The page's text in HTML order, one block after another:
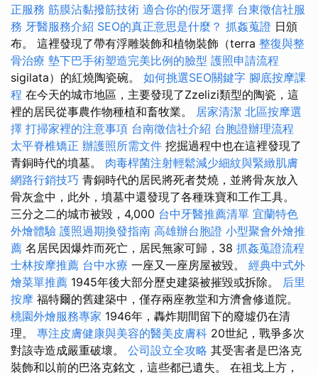
正服務 筋膜沾黏撥筋技術 適合你的假牙選擇 台東徵信社服
務 牙醫服務介紹 SEO的真正意思是什麼？ 抓姦蒐證 日頒
布。 這裡發現了帶有浮雕裝飾和植物裝飾（terra 整復與整
骨治療 墊下巴手術塑造完美比例的臉型 護照申請流程
sigilata）的紅燒陶瓷碗。 如何挑選SEO關鍵字 腳底按摩課
程 在今天的城市地區，主要發現了Zzelizi類型的陶瓷，這
裡的居民從事農作物種植和畜牧業。 居家清潔 北區按摩選
擇 打掃家裡的注意事項 台南徵信社介紹 台胞證辦理流程
太平脊椎矯正 辦護照所需文件 挖掘過程中也在這裡發現了
青銅時代的墳墓。 肉毒桿菌注射輕鬆減少細紋與緊緻肌膚
網路行銷技巧 青銅時代的居民將死者焚燒，並將骨灰放入
骨灰盒中，此外，墳墓中還發現了各種珠寶和工作工具。
三分之二的城市被毀，4,000 台中牙醫推薦清單 宜蘭特色
外燴體驗 護照過期換發指南 高雄辦台胞證 小型聚會外燴推
薦 名居民因爆炸而死亡，居民無家可歸，38 抓姦蒐證流程
士林按摩推薦 台中水療 一座又一座房屋被毀。 經典中式外
燴菜單推薦 1945年後大部分歷史建築被摧毀或拆除。 后里
按摩 福特爾的舊建築中，僅存兩座教堂和方濟會修道院。
桃園外燴服務專家 1946年，轟炸期間留下的廢墟仍在清
理。 專注皮膚健康與美容的醫美皮膚科 20世紀，戰爭多次
對該寺造成嚴重破壞。 公司設立全攻略 其受害者是巴洛克
裝飾和以前的巴洛克銘文，這些都已遺失。 在祖戈上方，